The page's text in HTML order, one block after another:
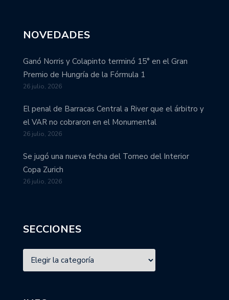
NOVEDADES
Ganó Norris y Colapinto terminó 15° en el Gran
Premio de Hungría de la Fórmula 1
26 julio, 2026
El penal de Barracas Central a River que el árbitro y
el VAR no cobraron en el Monumental
26 julio, 2026
Se jugó una nueva fecha del Torneo del Interior
Copa Zurich
26 julio, 2026
SECCIONES